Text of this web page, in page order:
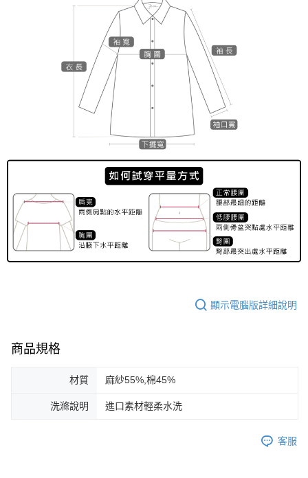
顯示電腦版詳細說明
商品規格
材質 麻紗55%,棉45%
洗滌說明 進口素材輕柔水洗
客服